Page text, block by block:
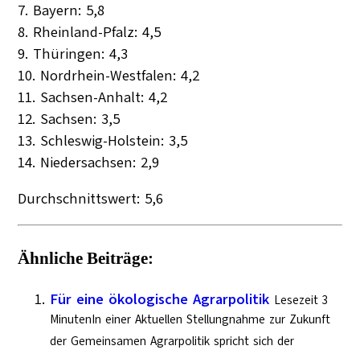
7. Bayern: 5,8
8. Rheinland-Pfalz: 4,5
9. Thüringen: 4,3
10. Nordrhein-Westfalen: 4,2
11. Sachsen-Anhalt: 4,2
12. Sachsen: 3,5
13. Schleswig-Holstein: 3,5
14. Niedersachsen: 2,9
Durchschnittswert: 5,6
Ähnliche Beiträge:
Für eine ökologische Agrarpolitik Lesezeit 3
MinutenIn einer Aktuellen Stellungnahme zur Zukunft
der Gemeinsamen Agrarpolitik spricht sich der